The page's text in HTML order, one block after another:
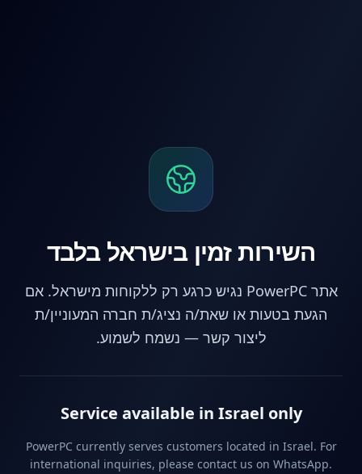
השירות זמין בישראל בלבד
אתר PowerPC נגיש כרגע רק ללקוחות מישראל. אם
הגעת בטעות או שאת/ה נציג/ת חברה המעוניין/ת
ליצור קשר — נשמח לשמוע.
Service available in Israel only
PowerPC currently serves customers located in Israel. For
international inquiries, please contact us on WhatsApp.